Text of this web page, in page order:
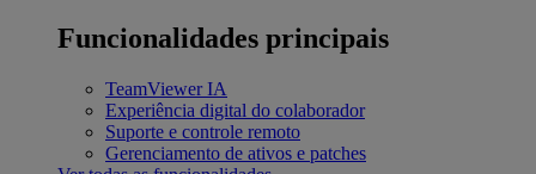
Funcionalidades principais
TeamViewer IA
Experiência digital do colaborador
Suporte e controle remoto
Gerenciamento de ativos e patches